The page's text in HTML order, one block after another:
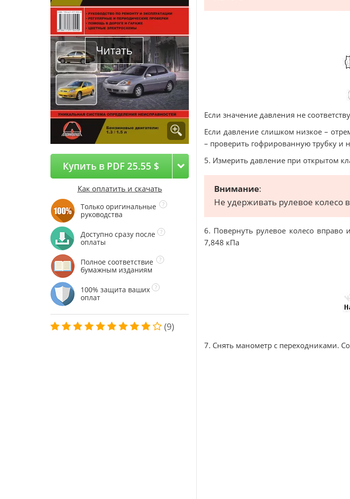
Читать
Купить в PDF 25.55 $
Как оплатить и скачать
Только оригинальные
руководства
Доступно сразу после
оплаты
Полное соответствие
бумажным изданиям
100% защита ваших
оплат
(9)
Если значение давления не
Если давление слишком низкое –
– проверить гофрированную трубку и
5. Измерить давление при открытом
Внимание:
Не удерживать рулевое
6. Повернуть рулевое колесо
7,848 кПа
7. Снять манометр с переходниками.